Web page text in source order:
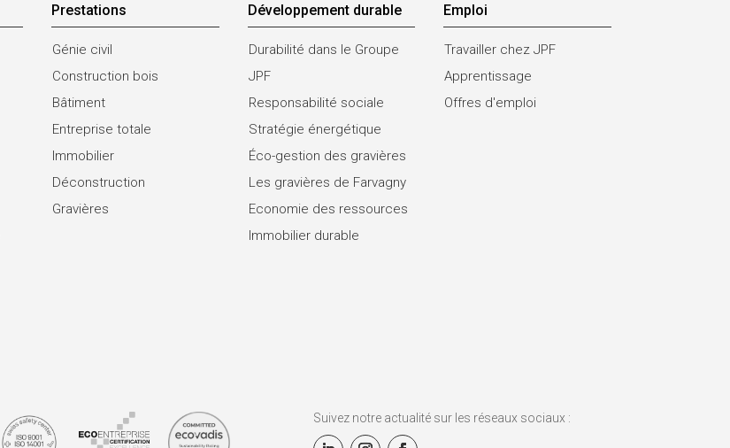
Prestations
Génie civil
Construction bois
Bâtiment
Entreprise totale
Immobilier
Déconstruction
Gravières
Développement durable
Durabilité dans le Groupe
JPF
Responsabilité sociale
Stratégie énergétique
Éco-gestion des gravières
Les gravières de Farvagny
Economie des ressources
Immobilier durable
Emploi
Travailler chez JPF
Apprentissage
Offres d'emploi
Suivez notre actualité sur les réseaux sociaux :